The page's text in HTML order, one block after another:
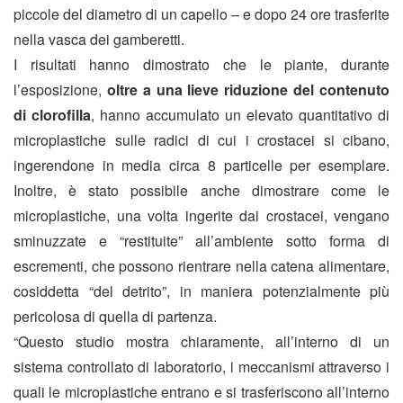
piccole del diametro di un capello – e dopo 24 ore trasferite
nella vasca dei gamberetti.
I risultati hanno dimostrato che le piante, durante
l’esposizione, oltre a una lieve riduzione del contenuto
di clorofilla, hanno accumulato un elevato quantitativo di
microplastiche sulle radici di cui i crostacei si cibano,
ingerendone in media circa 8 particelle per esemplare.
Inoltre, è stato possibile anche dimostrare come le
microplastiche, una volta ingerite dai crostacei, vengano
sminuzzate e “restituite” all’ambiente sotto forma di
escrementi, che possono rientrare nella catena alimentare,
cosiddetta “del detrito”, in maniera potenzialmente più
pericolosa di quella di partenza.
“Questo studio mostra chiaramente, all’interno di un
sistema controllato di laboratorio, i meccanismi attraverso i
quali le microplastiche entrano e si trasferiscono all’interno